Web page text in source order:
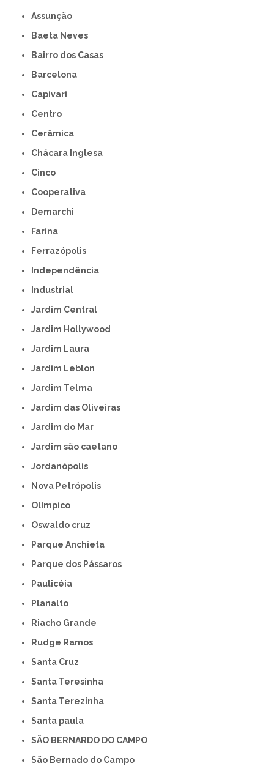
Assunção
Baeta Neves
Bairro dos Casas
Barcelona
Capivari
Centro
Cerâmica
Chácara Inglesa
Cinco
Cooperativa
Demarchi
Farina
Ferrazópolis
Independência
Industrial
Jardim Central
Jardim Hollywood
Jardim Laura
Jardim Leblon
Jardim Telma
Jardim das Oliveiras
Jardim do Mar
Jardim são caetano
Jordanópolis
Nova Petrópolis
Olímpico
Oswaldo cruz
Parque Anchieta
Parque dos Pássaros
Paulicéia
Planalto
Riacho Grande
Rudge Ramos
Santa Cruz
Santa Teresinha
Santa Terezinha
Santa paula
SÃO BERNARDO DO CAMPO
São Bernado do Campo